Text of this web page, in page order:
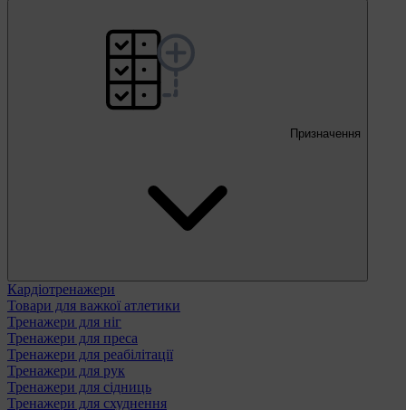
Призначення
Кардіотренажери
Товари для важкої атлетики
Тренажери для ніг
Тренажери для преса
Тренажери для реабілітації
Тренажери для рук
Тренажери для сідниць
Тренажери для схуднення